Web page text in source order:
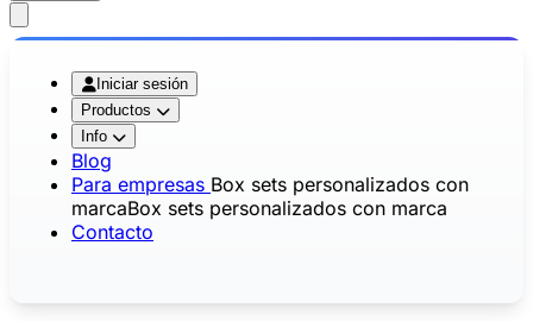
Iniciar sesión
Productos
Info
Blog
Para empresas Box sets personalizados con
marcaBox sets personalizados con marca
Contacto